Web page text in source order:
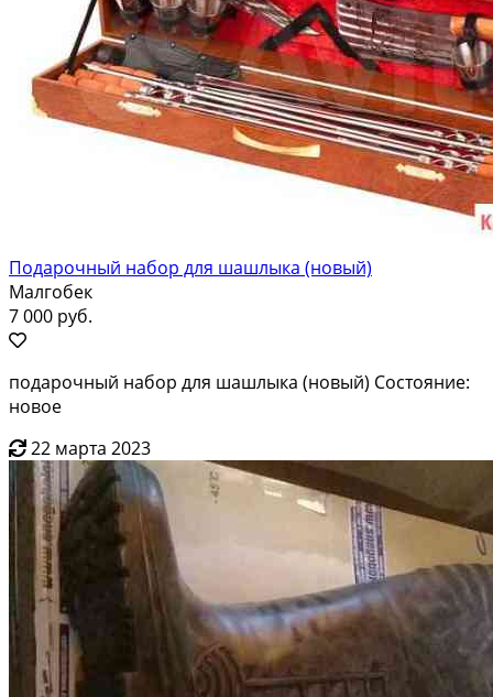
Подарочный набор для шашлыка (новый)
Малгобек
7 000 руб.
подарочный набор для шашлыка (новый) Состояние:
новое
22 марта 2023